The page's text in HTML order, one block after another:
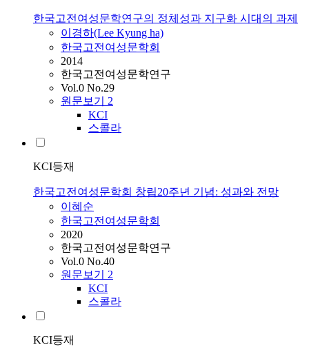
한국고전여성문학연구의 정체성과 지구화 시대의 과제
이경하(Lee Kyung ha)
한국고전여성문학회
2014
한국고전여성문학연구
Vol.0 No.29
원문보기 2
KCI
스콜라
KCI등재
한국고전여성문학회 창립20주년 기념: 성과와 전망
이혜순
한국고전여성문학회
2020
한국고전여성문학연구
Vol.0 No.40
원문보기 2
KCI
스콜라
KCI등재